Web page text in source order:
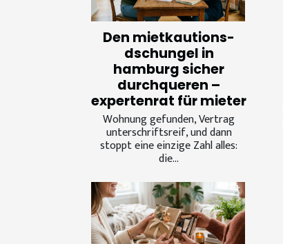
Den mietkautions-
dschungel in
hamburg sicher
durchqueren –
expertenrat für mieter
Wohnung gefunden, Vertrag
unterschriftsreif, und dann
stoppt eine einzige Zahl alles:
die...